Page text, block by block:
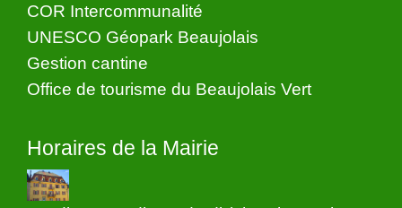
COR Intercommunalité
UNESCO Géopark Beaujolais
Gestion cantine
Office de tourisme du Beaujolais Vert
Horaires de la Mairie